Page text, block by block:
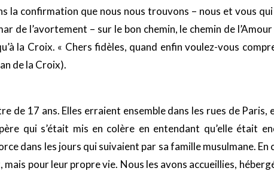
la confirmation que nous nous trouvons – nous et vous
de l’avortement – sur le bon chemin, le chemin de
la Croix. « Chers fidèles, quand enfin voulez-vous
de la Croix).
de 17 ans. Elles erraient ensemble dans les rues de Paris,
qui s’était mis en colère en entendant qu’elle était
dans les jours qui suivaient par sa famille musulmane. En
pour leur propre vie. Nous les avons accueillies,